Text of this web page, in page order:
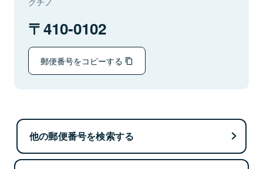
410-0102
郵便番号をコピーする
他の郵便番号を検索する